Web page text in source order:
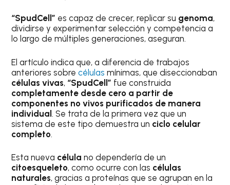
“SpudCell” es capaz de crecer, replicar su genoma,
dividirse y experimentar selección y competencia a
lo largo de múltiples generaciones, aseguran.
El artículo indica que, a diferencia de trabajos
anteriores sobrecélulas mínimas, que diseccionaban
células vivas, “SpudCell” fue construida
completamente desde cero a partir de
componentes no vivos purificados de manera
individual. Se trata de la primera vez que un
sistema de este tipo demuestra un ciclo celular
completo.
Esta nueva célula no dependería de un
citoesqueleto, como ocurre con las células
naturales, gracias a proteínas que se agrupan en la